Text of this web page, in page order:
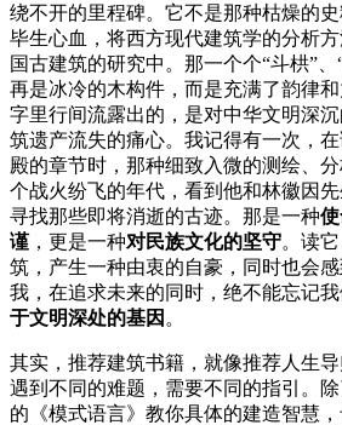
绕不开的里程碑。它不是那种枯燥的
毕生心血，将西方现代建筑学的分析
国古建筑的研究中。那一个个“斗栱”
再是冰冷的木构件，而是充满了韵律
字里行间流露出的，是对中华文明深
筑遗产流失的痛心。我记得有一次，
殿的章节时，那种细致入微的测绘、
个战火纷飞的年代，看到他和林徽因
寻找那些即将消逝的古迹。那是一种
谨，更是一种对民族文化的坚守。读
筑，产生一种由衷的自豪，同时也会
我，在追求未来的同时，绝不能忘记
于文明深处的基因 。
其实，推荐建筑书籍，就像推荐人生
遇到不同的难题，需要不同的指引。
的《模式语言》教你具体的建造智慧